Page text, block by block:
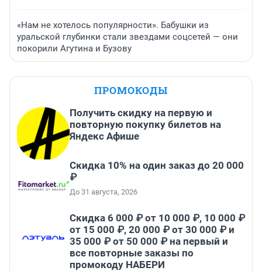
«Нам не хотелось популярности». Бабушки из
уральской глубинки стали звездами соцсетей — они
покорили Агутина и Бузову
ПРОМОКОДЫ
Получить скидку на первую и
повторную покупку билетов на
Яндекс Афише
Скидка 10% на один заказ до 20 000
₽
До 31 августа, 2026
Скидка 6 000 ₽ от 10 000 ₽, 10 000 ₽
от 15 000 ₽, 20 000 ₽ от 30 000 ₽ и
35 000 ₽ от 50 000 ₽ на первый и
все повторные заказы по
промокоду НАБЕРИ